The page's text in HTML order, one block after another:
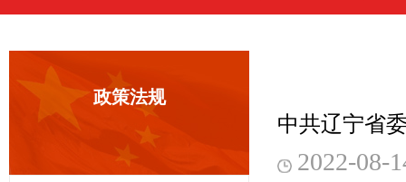
政策法规
中共辽宁省
2022-08-